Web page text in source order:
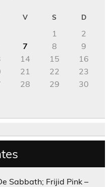
V S D
1
2
7 8
9
14 15
16
21 22
23
28 29
30
Sabbath; Frijid Pink –